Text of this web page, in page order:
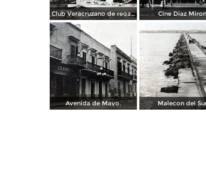
Club Veracruzano de regatas. Cine Diaz
Avenida de Mayo. Malecon del